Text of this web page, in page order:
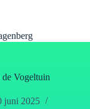
de Vogeltuin
juni 2025